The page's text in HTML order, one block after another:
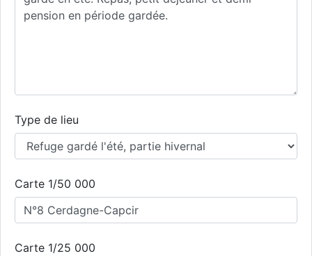
Type de lieu
Carte 1/50 000
Carte 1/25 000